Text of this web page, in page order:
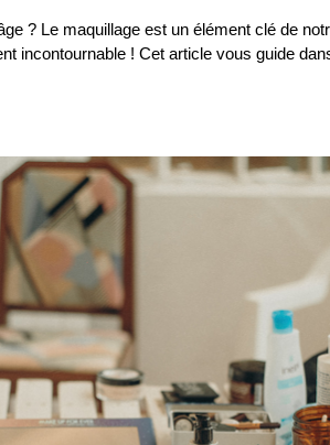
? Le maquillage est un élément clé de
incontournable ! Cet article vous guide